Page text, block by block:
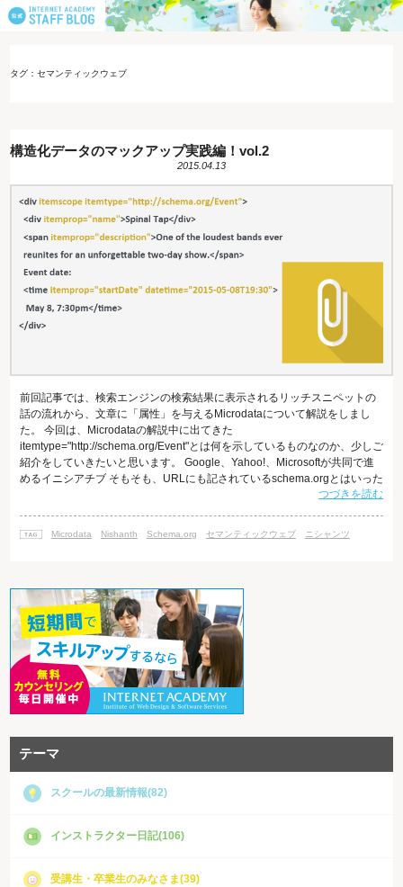
タグ：セマンティックウェブ
構造化データのマックアップ実践編！vol.2
2015.04.13
前回記事では、検索エンジンの検索結果に表示されるリッチスニペットの
話の流れから、文章に「属性」を与えるMicrodataについて解説をしまし
た。 今回は、Microdataの解説中に出てきた
itemtype="http://schema.org/Event"とは何を示しているものなのか、少しご
紹介をしていきたいと思います。 Google、Yahoo!、Microsoftが共同で進
めるイニシアチブ そもそも、URLにも記されているschema.orgとはいった
い何なのでしょうか。schema.orgは、Google、Yahoo!、Microsoftの3社の
の通り、上記3社は検索大手の3社ですので、このschema.orgの活動
つづきを読む
Microdata Nishanth Schema.org セマンティックウェブ ニシャンツ
テーマ
スクールの最新情報(82)
インストラクター日記(106)
受講生・卒業生のみなさま(39)